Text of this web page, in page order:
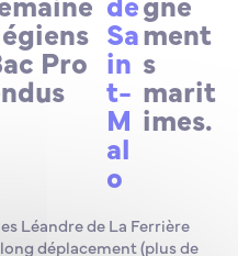
Pro
Sa
in
t-
M
al
o
ment
s
marit
imes.
Léandre de La Ferrière
déplacement (plus de